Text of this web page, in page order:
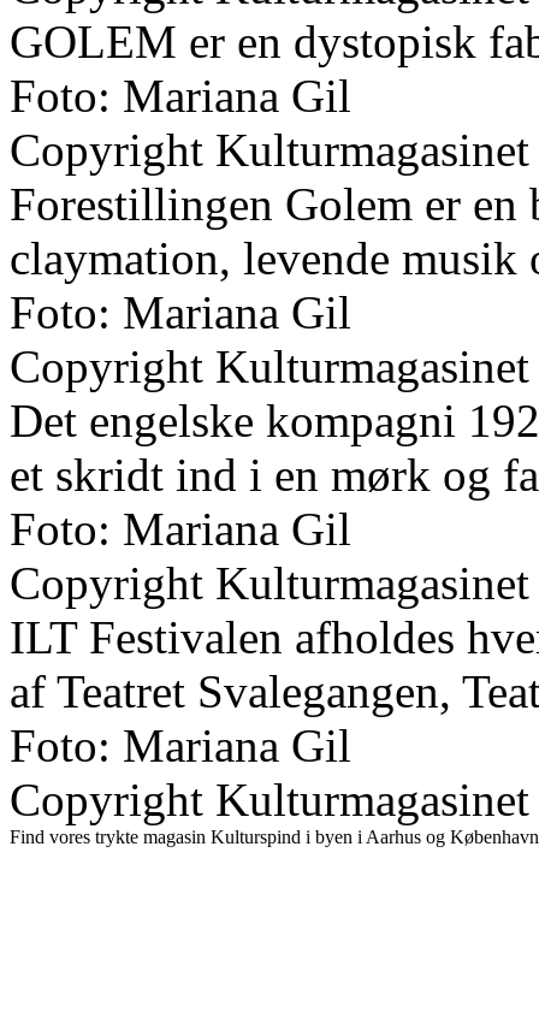
GOLEM er en dystopisk
Foto: Mariana Gil
Copyright
Forestillingen Golem er
claymation, levende musik
Foto: Mariana Gil
Copyright
Det engelske kompagni
et skridt ind i en mørk og
Foto: Mariana Gil
Copyright
ILT Festivalen afholdes
af Teatret Svalegangen,
Foto: Mariana Gil
Copyright
Find vores trykte magasin Kulturspind i byen i Aarhus og København